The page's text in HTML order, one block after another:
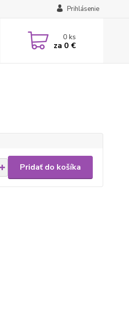
Prihlásenie
0ks
za 0 €
Pridať do košíka